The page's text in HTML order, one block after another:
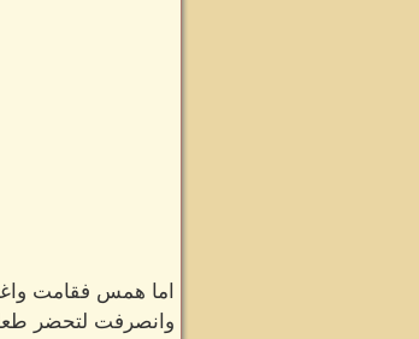
اما همس فقامت
وانصرفت لتحضر